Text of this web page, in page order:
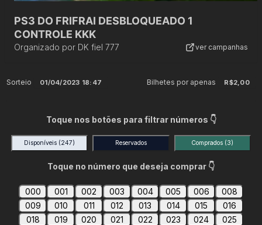
PS3 DO FRIFRAI DESBLOQUEADO 1
CONTROLE KKK
Organizado por DK fiel 777 ver campanhas
Sorteio 01/04/2023 18:47 Bilhetes por apenas R$2,00
Toque nos botões para filtrar números 👇
Disponíveis (247) Reservados Comprados (3)
Toque no número que deseja comprar 👇
000 001 002 003 004 005 006
008
009
010 011 012 013 014 015
016
018
019 020 021 022 023 024
025